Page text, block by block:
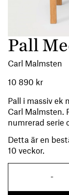
Pall
Carl Malmsten
10 890 kr
Pall i massiv ek
Carl Malmsten.
numrerad serie
Detta är en
10 veckor.
-